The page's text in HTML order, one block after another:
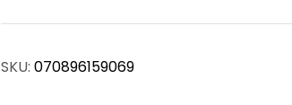
SKU: 070896159069